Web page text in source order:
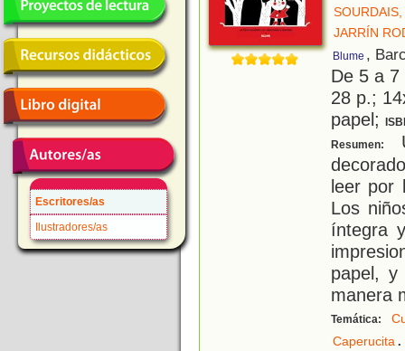
Escritores/as
Ilustradores/as
JARRÍN
Blume ,
De 5 a
28 p.;
papel;
Resumen:
leer por
Los
íntegra
papel,
manera
Temática:
Caperucita.